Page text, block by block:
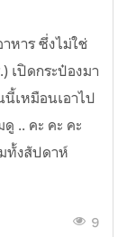
หาร ซึ่งไม่ใช่
เปิดกระป๋องมา
เหมือนเอาไป
.. คะ คะ คะ
ทั้งสัปดาห์
9